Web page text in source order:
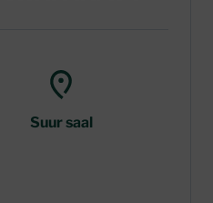
Suur saal